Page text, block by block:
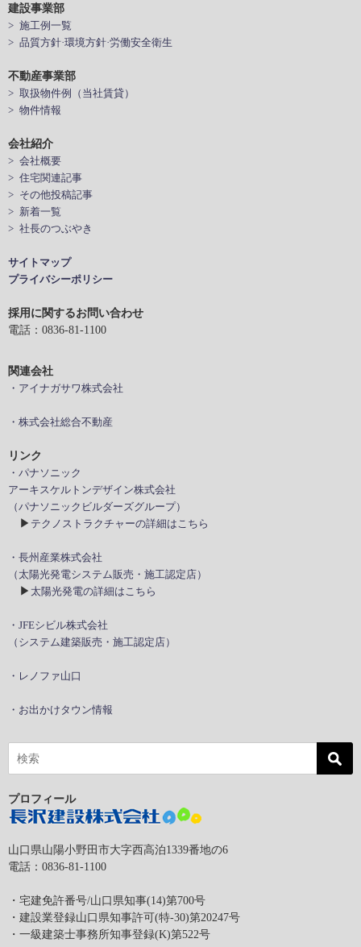
建設事業部
> 施工例一覧
> 品質方針·環境方針·労働安全衛生
不動産事業部
> 取扱物件例（当社賃貸）
> 物件情報
会社紹介
> 会社概要
> 住宅関連記事
> その他投稿記事
> 新着一覧
> 社長のつぶやき
サイトマップ
プライバシーポリシー
採用に関するお問い合わせ
電話：0836-81-1100
関連会社
・アイナガサワ株式会社
・株式会社総合不動産
リンク
・パナソニック
アーキスケルトンデザイン株式会社
（パナソニックビルダーズグループ）
▶ テクノストラクチャーの詳細はこちら
・長州産業株式会社
（太陽光発電システム販売・施工認定店）
▶ 太陽光発電の詳細はこちら
・JFEシビル株式会社
（システム建築販売・施工認定店）
・レノファ山口
・お出かけタウン情報
プロフィール
山口県山陽小野田市大字西高泊1339番地の6
電話：0836-81-1100
・宅建免許番号/山口県知事(14)第700号
・建設業登録山口県知事許可(特-30)第20247号
・一級建築士事務所知事登録(K)第522号